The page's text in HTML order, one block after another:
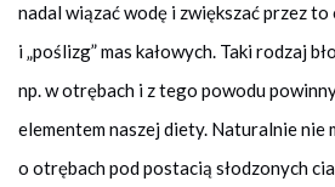
nadal wiązać wodę i zwiększać przez
i „poślizg” mas kałowych. Taki rodzaj
np. w otrębach i z tego powodu
elementem naszej diety. Naturalnie nie
o otrębach pod postacią słodzonych